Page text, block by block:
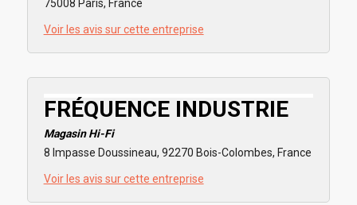
75008 Paris, France
Voir les avis sur cette entreprise
FRÉQUENCE INDUSTRIE
Magasin Hi-Fi
8 Impasse Doussineau, 92270 Bois-Colombes, France
Voir les avis sur cette entreprise